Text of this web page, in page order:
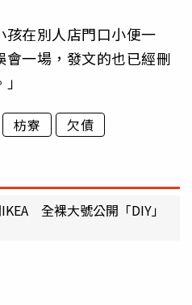
在別人店門口小便一
一場，發文的也已經刪
枋寮 欠債
全裸大號公開「DIY」